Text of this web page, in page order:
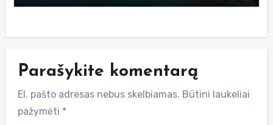
Parašykite komentarą
El. pašto adresas nebus skelbiamas. Būtini laukeliai
pažymėti *